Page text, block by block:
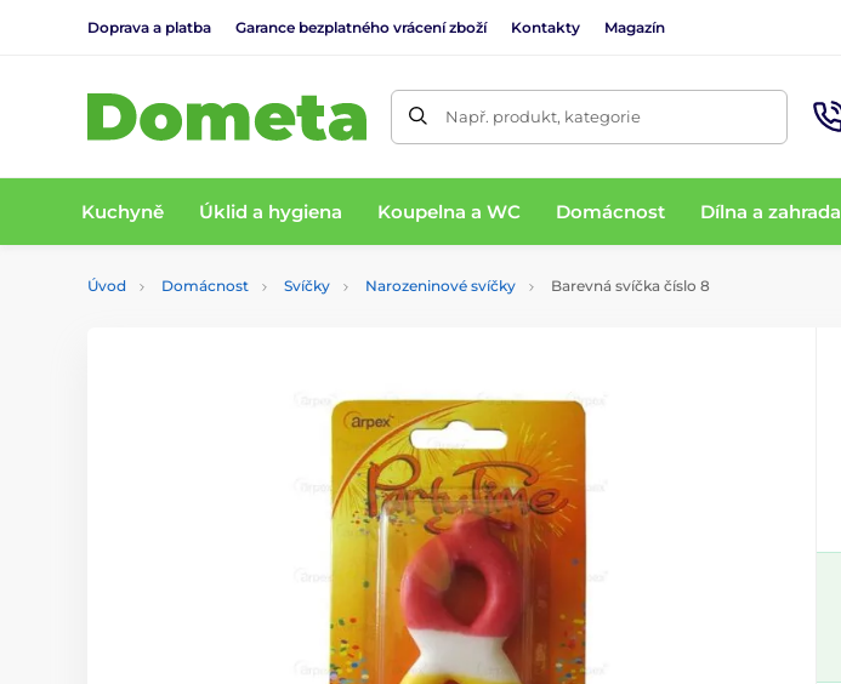
Doprava a platba Garance bezplatného vrácení zboží Kontakty Magazín
Např. produkt, kategorie
Kuchyně Úklid a hygiena Koupelna a WC Domácnost Dílna a zahrada
Úvod Domácnost Svíčky Narozeninové svíčky Barevná svíčka číslo 8